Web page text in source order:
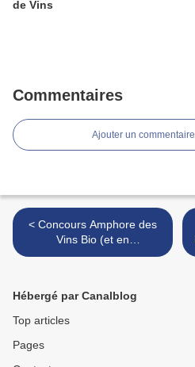
de Vins
Commentaires
Ajouter un commentaire
< Concours Amphore des
Vins Bio (et en
reconversion), 20ème
Hébergé par Canalblog
Top articles
Pages